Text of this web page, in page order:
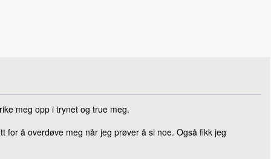
meg opp i trynet og true meg.
for å overdøve meg når jeg prøver å si noe. Også fikk jeg